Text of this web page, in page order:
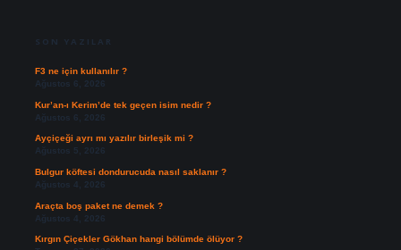
SON YAZILAR
F3 ne için kullanılır ?
Ağustos 6, 2026
Kur’an-ı Kerim’de tek geçen isim nedir ?
Ağustos 6, 2026
Ayçiçeği ayrı mı yazılır birleşik mi ?
Ağustos 5, 2026
Bulgur köftesi dondurucuda nasıl saklanır ?
Ağustos 4, 2026
Araçta boş paket ne demek ?
Ağustos 4, 2026
Kırgın Çiçekler Gökhan hangi bölümde ölüyor ?